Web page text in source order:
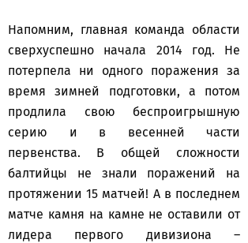
Напомним, главная команда области
сверхуспешно начала 2014 год. Не
потерпела ни одного поражения за
время зимней подготовки, а потом
продлила свою беспроигрышную
серию и в весенней части
первенства. В общей сложности
балтийцы не знали поражений на
протяжении 15 матчей! А в последнем
матче камня на камне не оставили от
лидера первого дивизиона –